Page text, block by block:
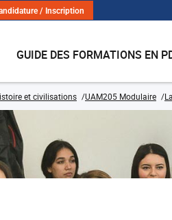
/ Inscription
GUIDE DES FORMATIONS EN
et civilisations UAM205 Modulaire